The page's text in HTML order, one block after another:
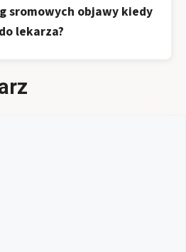
sromowych objawy kiedy
lekarza?